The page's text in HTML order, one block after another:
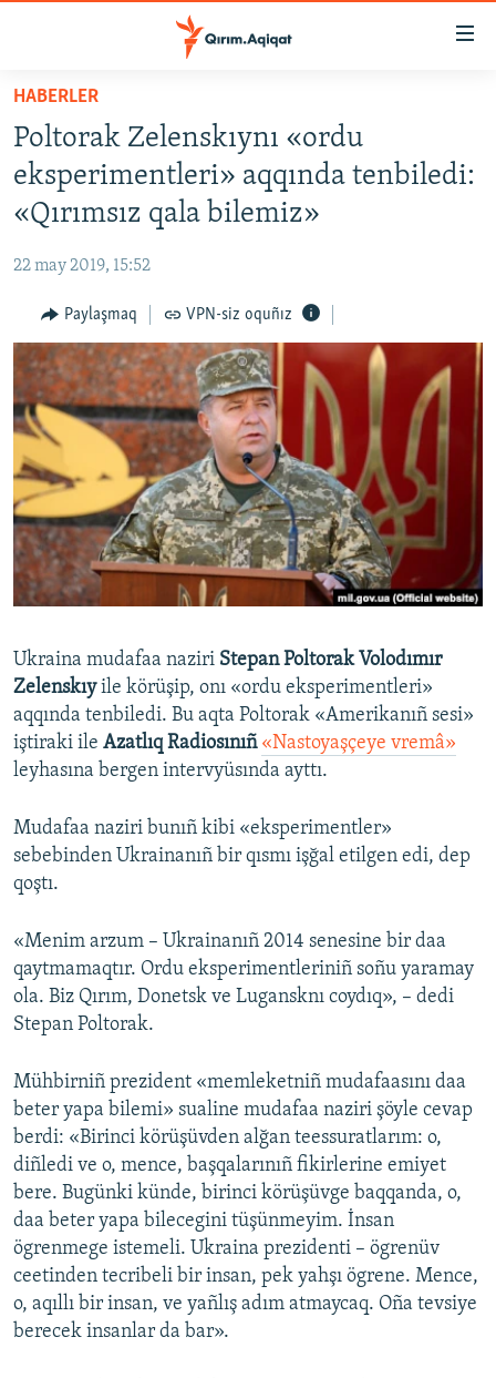
Esas
qaytmaq
Baş
navigatsiyağa
qaytmaq
Qıdıruvğa
qaytmaq
HABERLER
SİYASET
İQTİSADİYAT
MEDENİYET
İNSAN AQLARI
VİDEO
SÜRET
BLOGLAR
FİKİR
Русский
Українською
RFE/RS bütün saytları
HABERLER
Poltorak Zelenskıynı «ordu
eksperimentleri» aqqında tenbiledi:
«Qırımsız qala bilemiz»
22 may 2019, 15:52
Paylaşmaq VPN-siz oquñız
Ukraina mudafaa naziri Stepan Poltorak Volodımır
Zelenskıyile körüşip, onı «ordu eksperimentleri»
aqqında tenbiledi. Bu aqta Poltorak «Amerikanıñ sesi»
iştiraki ile Azatlıq Radiosınıñ «Nastoyaşçeye vremâ»
leyhasına bergen intervyüsında ayttı.
Mudafaa naziri bunıñ kibi «eksperimentler»
sebebinden Ukrainanıñ bir qısmı işğal etilgen edi, dep
qoştı.
«Menim arzum – Ukrainanıñ 2014 senesine bir daa
qaytmamaqtır. Ordu eksperimentleriniñ soñu yaramay
ola. Biz Qırım, Donetsk ve Lugansknı coydıq», – dedi
Stepan Poltorak.
Mühbirniñ prezident «memleketniñ mudafaasını daa
beter yapa bilemi» sualine mudafaa naziri şöyle cevap
berdi: «Birinci körüşüvden alğan teessuratlarım: o,
diñledi ve o, mence, başqalarınıñ fikirlerine emiyet
bere. Bugünki künde, birinci körüşüvge baqqanda, o,
daa beter yapa bilecegini tüşünmeyim. İnsan
ögrenmege istemeli. Ukraina prezidenti – ögrenüv
ceetinden tecribeli bir insan, pek yahşı ögrene. Mence,
o, aqıllı bir insan, ve yañlış adım atmaycaq. Oña tevsiye
berecek insanlar da bar».